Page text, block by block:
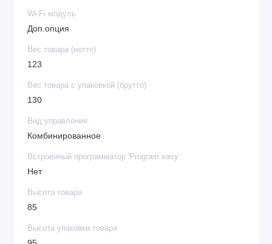
Wi-Fi модуль
Доп.опция
Вес товара (нетто)
123
Вес товара с упаковкой (брутто)
130
Вид управления
Комбинированное
Встроенный программатор 'Program easy'
Нет
Высота товара
85
Высота упаковки товара